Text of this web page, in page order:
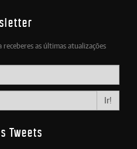
as últimas atualizações
Ir!
Tweets